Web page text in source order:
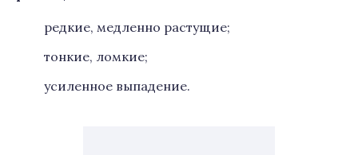
редкие, медленно растущие;
тонкие, ломкие;
усиленное выпадение.